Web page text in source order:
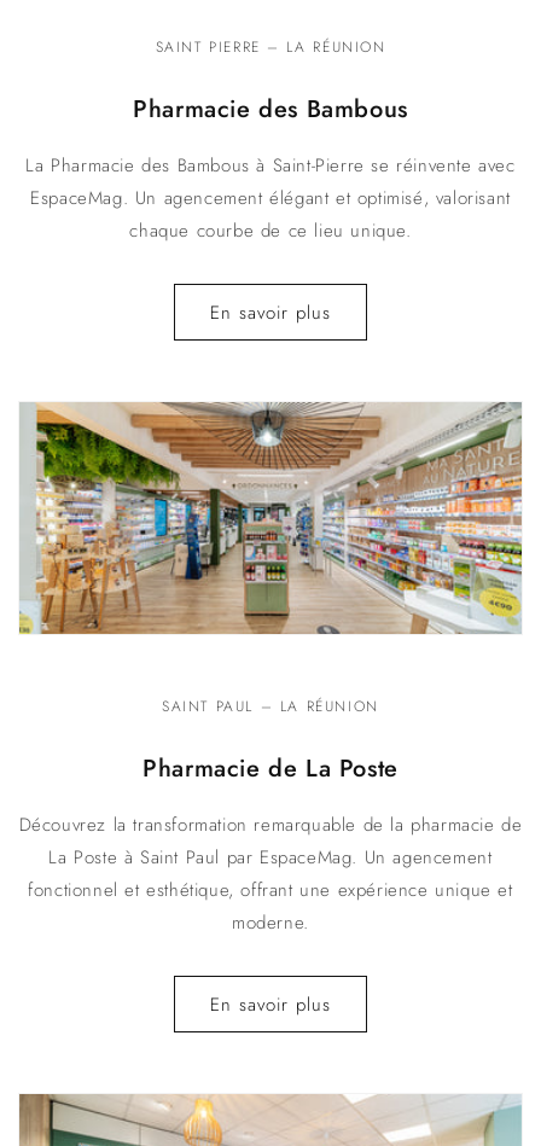
SAINT PIERRE – LA RÉUNION
Pharmacie des Bambous
La Pharmacie des Bambous à Saint-Pierre se réinvente avec
EspaceMag. Un agencement élégant et optimisé, valorisant
chaque courbe de ce lieu unique.
En savoir plus
SAINT PAUL – LA RÉUNION
Pharmacie de La Poste
Découvrez la transformation remarquable de la pharmacie de
La Poste à Saint Paul par EspaceMag. Un agencement
fonctionnel et esthétique, offrant une expérience unique et
moderne.
En savoir plus